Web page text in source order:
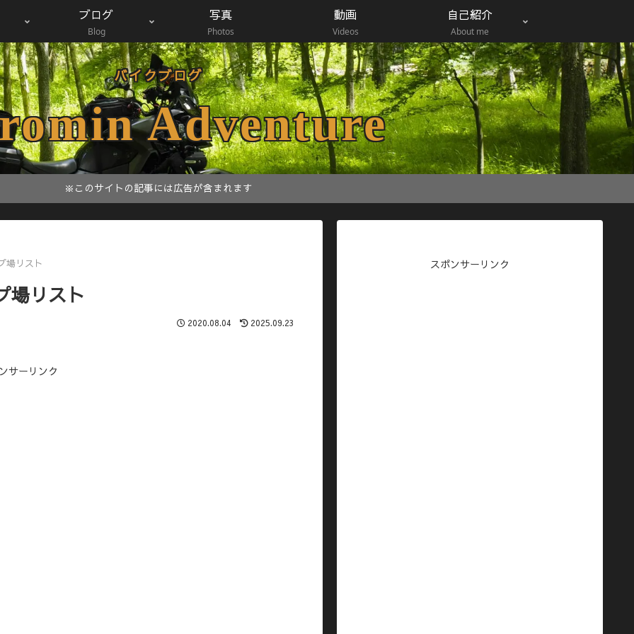
バイクブログ
Adventure
ブログ
Blog
写真
Photos
動画
Videos
自己紹介
About me
※このサイトの記事には広告が含まれます
場リスト
場リスト
2020.08.04 2025.09.23
サーリンク
スポンサーリンク